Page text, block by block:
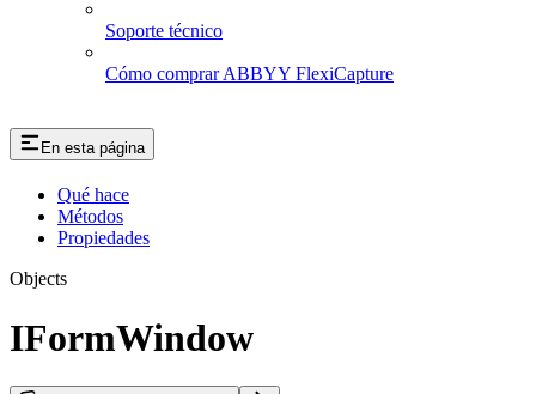
Soporte técnico
Cómo comprar ABBYY FlexiCapture
En esta página
Qué hace
Métodos
Propiedades
Objects
IFormWindow